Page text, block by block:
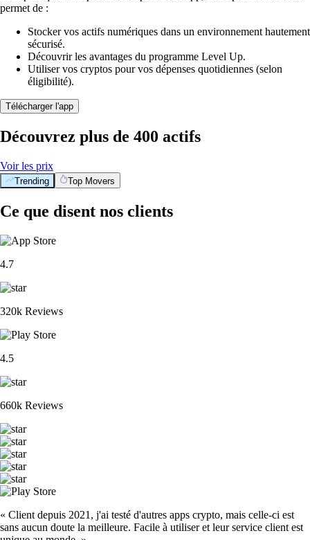
permet de :
Stocker vos actifs numériques dans un environnement hautement
sécurisé.
Découvrir les avantages du programme Level Up.
Utiliser vos cryptos pour vos dépenses quotidiennes (selon
éligibilité).
Télécharger l'app
Découvrez plus de 400 actifs
Voir les prix
Trending Top Movers
Ce que disent nos clients
4.7
320k Reviews
4.5
660k Reviews
« Client depuis 2021, j'ai testé d'autres apps crypto, mais celle-ci est
sans aucun doute la meilleure. Facile à utiliser et leur service client est